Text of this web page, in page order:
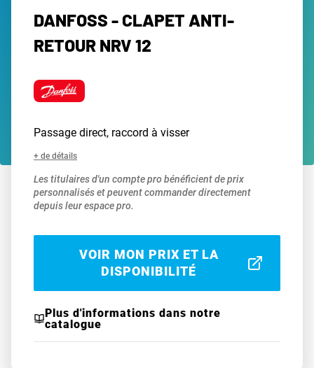
DANFOSS - CLAPET ANTI-
RETOUR NRV 12
Passage direct, raccord à visser
+ de détails
Les titulaires d'un compte pro bénéficient de prix
personnalisés et peuvent commander directement
depuis leur espace pro.
VOIR MON PRIX ET LA
DISPONIBILITÉ
Plus d'informations dans notre
catalogue